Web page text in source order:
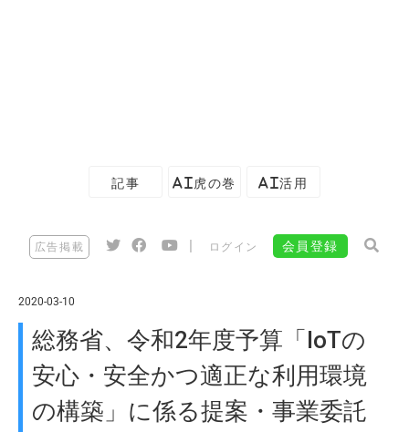
記事 AI虎の巻 AI活用
広告掲載 ログイン 会員登録
2020-03-10
総務省、令和2年度予算「IoTの
安心・安全かつ適正な利用環境
の構築」に係る提案・事業委託